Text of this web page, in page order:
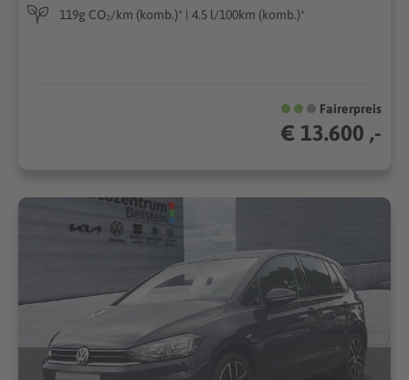
119g CO₂/km (komb.)* | 4.5 l/100km (komb.)*
Fairerpreis
€ 13.600 ,-